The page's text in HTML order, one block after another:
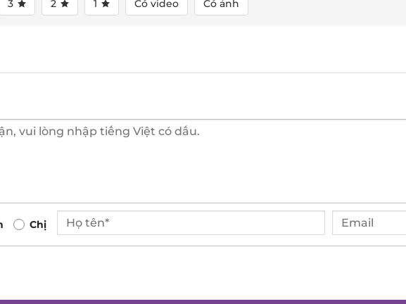
3 2 1 Có video Có ảnh
Chị